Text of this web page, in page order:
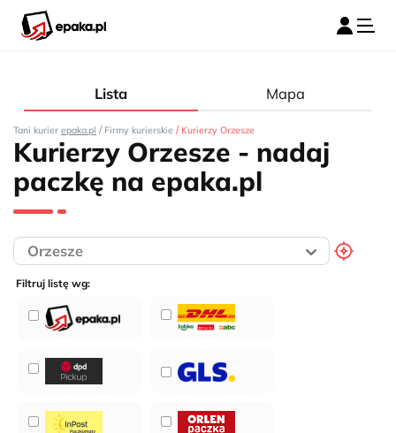
Lista Mapa
Tani kurier epaka.pl / Firmy kurierskie / Kurierzy Orzesze
Kurierzy Orzesze - nadaj
paczkę na epaka.pl
Filtruj listę wg: